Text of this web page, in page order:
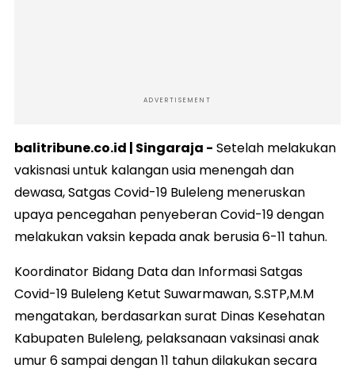
ADVERTISEMENT
balitribune.co.id | Singaraja - Setelah melakukan
vakisnasi untuk kalangan usia menengah dan
dewasa, Satgas Covid-19 Buleleng meneruskan
upaya pencegahan penyeberan Covid-19 dengan
melakukan vaksin kepada anak berusia 6-11 tahun.
Koordinator Bidang Data dan Informasi Satgas
Covid-19 Buleleng Ketut Suwarmawan, S.STP,M.M
mengatakan, berdasarkan surat Dinas Kesehatan
Kabupaten Buleleng, pelaksanaan vaksinasi anak
umur 6 sampai dengan 11 tahun dilakukan secara